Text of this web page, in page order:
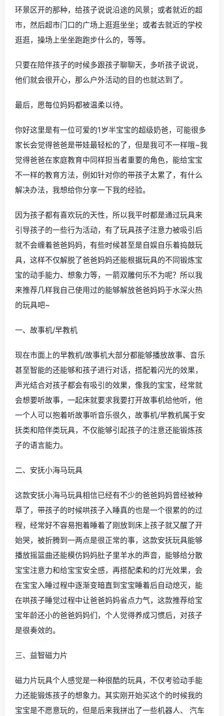
环景区开的那种，给孩子说说沿途的风景；或者就近的超
市，然后超市门口的广场上逛逛坐坐；或者去就近的学校
逛逛，操场上坐坐跑跑步什么的，等等。
只要在陪伴孩子的时候多跟孩子聊聊天，多听孩子说说，
他们就会很开心，那么户外活动的目的也就达到了。
最后，愿每位妈妈都被温柔以待。
你好这里是有一位可爱的1岁半宝宝的超级奶爸，可能很多
家长会觉得爸爸是带娃最轻松的了，但是我可不一样哦~我
觉得爸爸在家庭教育中同样担当者重要的角色，能给宝宝
不一样的教育方法，例如针对你的带孩子太累了，有什么
解决办法，我想给你分享一下我的经验。
因为孩子都有喜欢玩的天性，所以我平时都是通过玩具来
引导孩子的一些行为活动，有了玩具孩子注意力被吸引后
就不会缠着爸爸妈妈，有些时候甚至是自娱自乐着捣鼓玩
具，这样不仅解脱了爸爸妈妈还能根据玩具的不同锻炼宝
宝的动手能力、想象力等，一箭双雕何乐不为呢？所以我
来推荐几样我自己使用过的能够解放爸爸妈妈于水深火热
的玩具吧~
一、故事机/早教机
现在市面上的早教机/故事机大部分都能够播放故事、音乐
甚至智能的还能够和孩子进行对话，搭配着闪光的效果，
声光结合对孩子都会有吸引的效果，像我的宝宝，经常就
会想要听故事，一起床就要求我要打开故事机给他听，他
一个人可以抱着听故事听音乐很久，故事机/早教机属于安
抚类和陪伴类玩具，不仅能够引起孩子的注意还能锻炼孩
子的语言能力。
二、安抚小海马玩具
这款安抚小海马玩具相信已经有不少的爸爸妈妈曾经被种
草了，带孩子的时候哄孩子入睡真的也是一个很累的的过
程，经常好不容易抱着睡着了刚放到床上孩子就又醒了开
始哭，被折腾到一两点是很正常的事，这款安抚玩具能够
播放摇篮曲还能模仿妈妈肚子里羊水的声音，能够给分散
宝宝注意力和给宝宝安全感，再搭配柔和的灯光效果，会
在宝宝入睡过程中逐渐变暗直到宝宝睡着后自动熄灭，能
在哄孩子睡觉过程中让爸爸妈妈省点力气，这款推荐给宝
宝年龄还小的爸爸妈妈们，个人觉得养成习惯后，对孩子
是很奏效的。
三、益智磁力片
磁力片玩具个人感觉是一种很酷的玩具，不仅考验动手能
力还能锻炼孩子的想象力。其实刚开始买这个的时候我的
宝宝是不愿意玩的，但是后来我拼出了一些机器人、 汽车